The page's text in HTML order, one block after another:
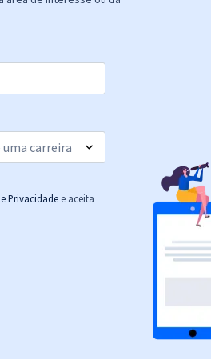
Privacidade e aceita